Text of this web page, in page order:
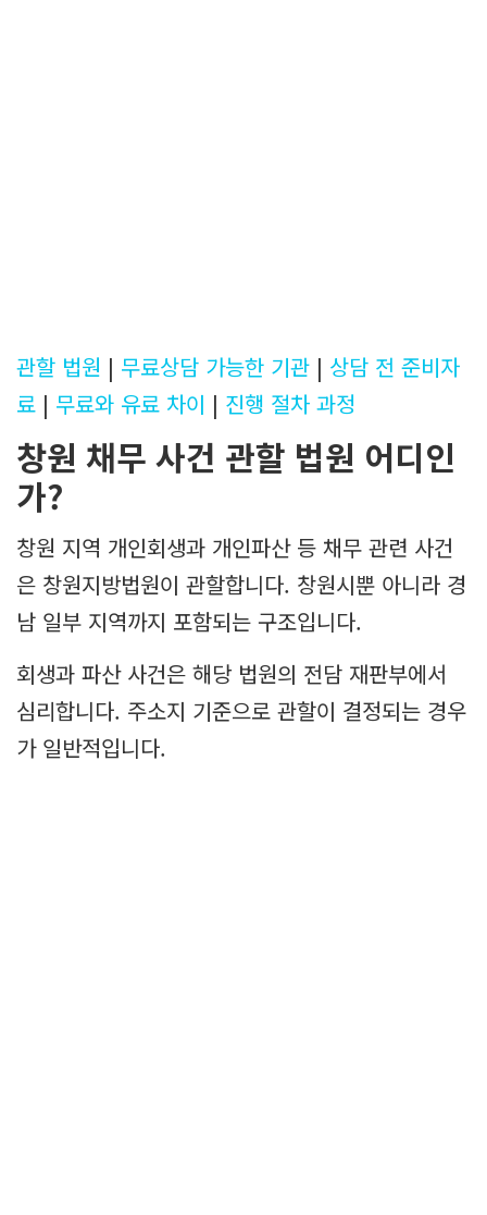
관할 법원 | 무료상담 가능한 기관 | 상담 전 준비자
료 | 무료와 유료 차이 | 진행 절차 과정
창원 채무 사건 관할 법원 어디인
가?
창원 지역 개인회생과 개인파산 등 채무 관련 사건
은 창원지방법원이 관할합니다. 창원시뿐 아니라 경
남 일부 지역까지 포함되는 구조입니다.
회생과 파산 사건은 해당 법원의 전담 재판부에서
심리합니다. 주소지 기준으로 관할이 결정되는 경우
가 일반적입니다.